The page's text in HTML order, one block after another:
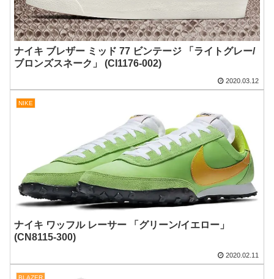
ナイキ ブレザー ミッド 77 ビンテージ 「ライトグレー/
ブロンズスネーク」 (CI1176-002)
2020.03.12
NIKE
ナイキ ワッフル レーサー 「グリーン/イエロー」
(CN8115-300)
2020.02.11
BLAZER